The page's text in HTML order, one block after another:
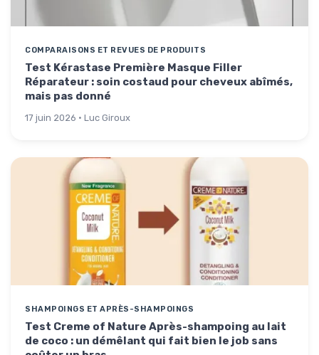
COMPARAISONS ET REVUES DE PRODUITS
Test Kérastase Première Masque Filler
Réparateur : soin costaud pour cheveux abîmés,
mais pas donné
17 juin 2026 · Luc Giroux
SHAMPOINGS ET APRÈS-SHAMPOINGS
Test Creme of Nature Après-shampoing au lait
de coco : un démêlant qui fait bien le job sans